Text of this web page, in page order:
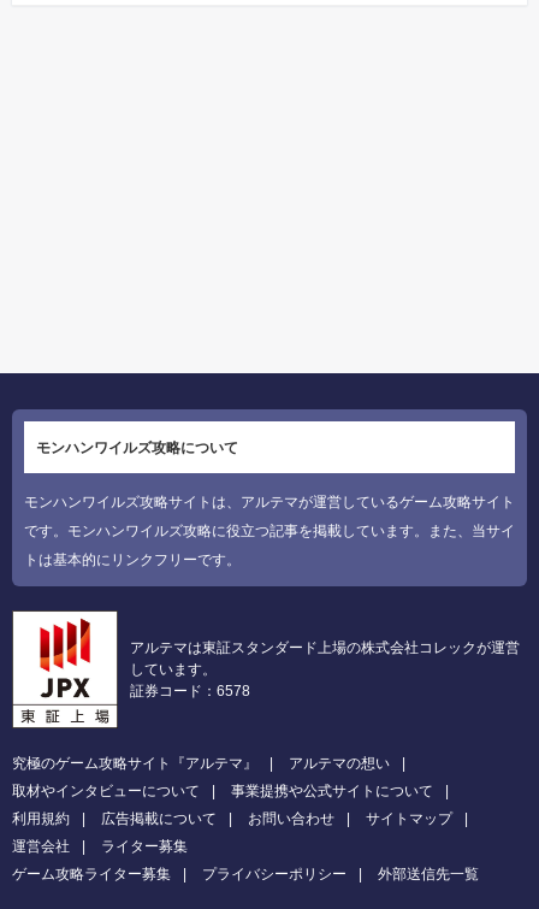
モンハンワイルズ攻略について
モンハンワイルズ攻略サイトは、アルテマが運営しているゲーム攻略サイト
です。モンハンワイルズ攻略に役立つ記事を掲載しています。また、当サイ
トは基本的にリンクフリーです。
アルテマは東証スタンダード上場の株式会社コレックが運営
しています。
証券コード：6578
究極のゲーム攻略サイト『アルテマ』
アルテマの想い
取材やインタビューについて
事業提携や公式サイトについて
利用規約
広告掲載について お問い合わせ
サイトマップ
運営会社
ライター募集
ゲーム攻略ライター募集
プライバシーポリシー 外部送信先一覧